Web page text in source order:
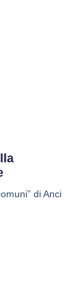
di Anci